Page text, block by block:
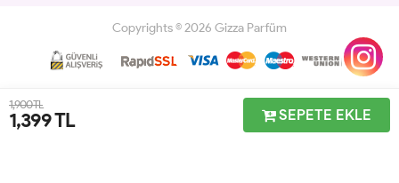
1,900 TL
1,399TL SEPETE EKLE
Copyrights © 2026 Gizza Parfüm
Geliştir - powered by innovation
Anasayfa Sipariş Takibi İletişim